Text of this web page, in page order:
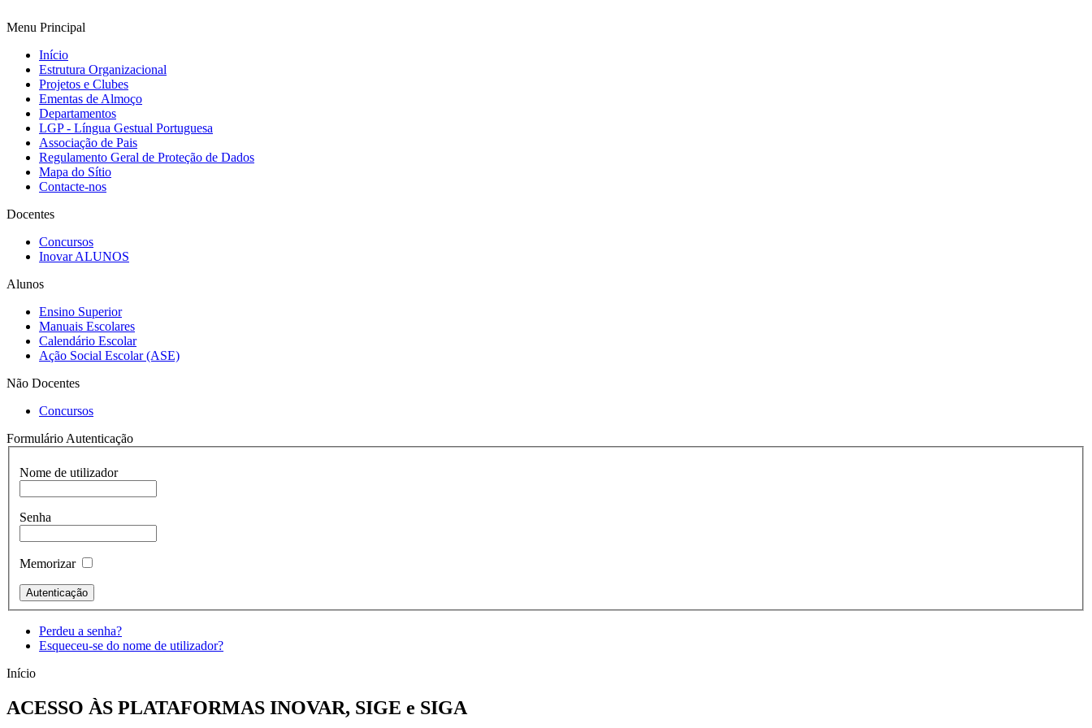
Menu Principal
Início
Estrutura Organizacional
Projetos e Clubes
Ementas de Almoço
Departamentos
LGP - Língua Gestual Portuguesa
Associação de Pais
Regulamento Geral de Proteção de Dados
Mapa do Sítio
Contacte-nos
Docentes
Concursos
Inovar ALUNOS
Alunos
Ensino Superior
Manuais Escolares
Calendário Escolar
Ação Social Escolar (ASE)
Não Docentes
Concursos
Formulário Autenticação
Nome de utilizador
Senha
Memorizar
Perdeu a senha?
Esqueceu-se do nome de utilizador?
Início
ACESSO ÀS PLATAFORMAS INOVAR, SIGE e SIGA